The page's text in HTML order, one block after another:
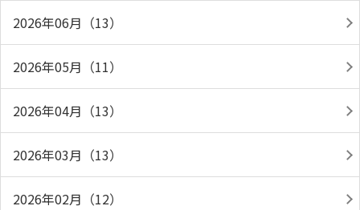
2026年06月（13）
2026年05月（11）
2026年04月（13）
2026年03月（13）
2026年02月（12）